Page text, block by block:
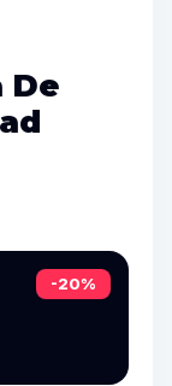
De
-20%